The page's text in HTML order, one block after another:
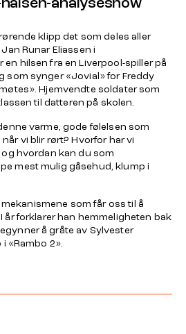
klipp det som deles aller
Runar Eliassen i
en hilsen fra en Liverpool-spiller på
som synger «Jovial» for Freddy
Hjemvendte soldater som
til datteren på skolen.
varme, gode følelsen som
vi blir rørt? Hvorfor har vi
hvordan kan du som
mest mulig gåsehud, klump i
som får oss til å
år forklarer han hemmeligheten bak
å gråte av Sylvester
«Rambo 2».